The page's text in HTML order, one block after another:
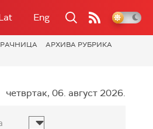
Eng
АРХИВА РУБРИКА
четвртак, 06. август 2026.